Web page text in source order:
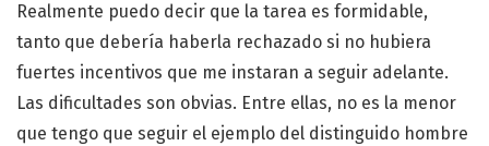
Realmente puedo decir que la tarea es formidable,
tanto que debería haberla rechazado si no hubiera
fuertes incentivos que me instaran a seguir adelante.
Las dificultades son obvias. Entre ellas, no es la menor
que tengo que seguir el ejemplo del distinguido hombre